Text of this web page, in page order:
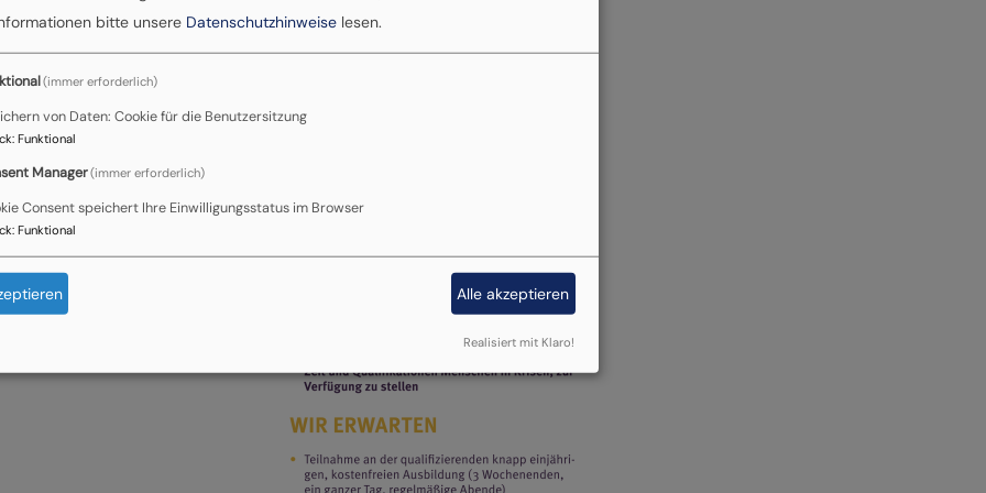
TelefonSeelsorge
vereinbaren:
bitte unsere Datenschutzhinweise lesen.
(immer erforderlich)
von Daten: Cookie für die Benutzersitzung
: Funktional
Manager(immer erforderlich)
Consent speichert Ihre Einwilligungsstatus im Browser
: Funktional
Alle akzeptieren
Realisiert mit Klaro!